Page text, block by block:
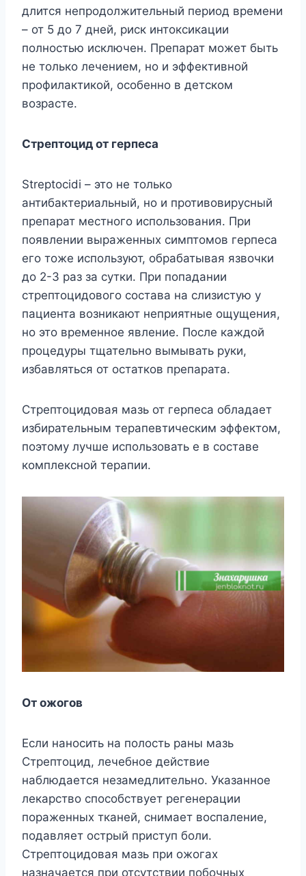
длится непродолжительный период времени
– от 5 до 7 дней, риск интоксикации
полностью исключен. Препарат может быть
не только лечением, но и эффективной
профилактикой, особенно в детском
возрасте.
Стрептоцид от герпеса
Streptocidi – это не только
антибактериальный, но и противовирусный
препарат местного использования. При
появлении выраженных симптомов герпеса
его тоже используют, обрабатывая язвочки
до 2-3 раз за сутки. При попадании
стрептоцидового состава на слизистую у
пациента возникают неприятные ощущения,
но это временное явление. После каждой
процедуры тщательно вымывать руки,
избавляться от остатков препарата.
Стрептоцидовая мазь от герпеса обладает
избирательным терапевтическим эффектом,
поэтому лучше использовать е в составе
комплексной терапии.
От ожогов
Если наносить на полость раны мазь
Стрептоцид, лечебное действие
наблюдается незамедлительно. Указанное
лекарство способствует регенерации
пораженных тканей, снимает воспаление,
подавляет острый приступ боли.
Стрептоцидовая мазь при ожогах
назначается при отсутствии побочных